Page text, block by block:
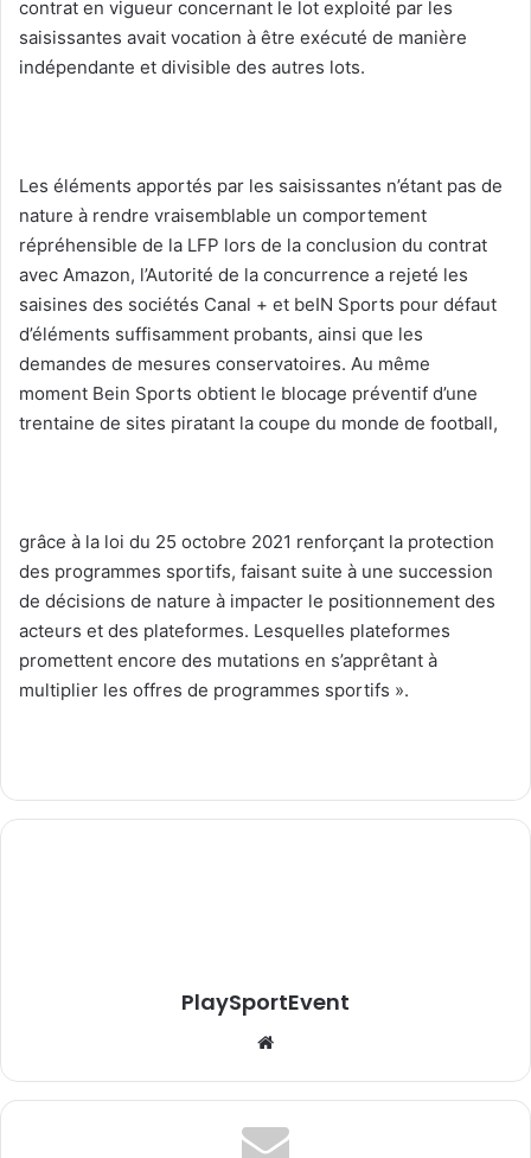
contrat en vigueur concernant le lot exploité par les
saisissantes avait vocation à être exécuté de manière
indépendante et divisible des autres lots.
Les éléments apportés par les saisissantes n’étant pas de
nature à rendre vraisemblable un comportement
répréhensible de la LFP lors de la conclusion du contrat
avec Amazon, l’Autorité de la concurrence a rejeté les
saisines des sociétés Canal + et beIN Sports pour défaut
d’éléments suffisamment probants, ainsi que les
demandes de mesures conservatoires. Au même
moment Bein Sports obtient le blocage préventif d’une
trentaine de sites piratant la coupe du monde de football,
grâce à la loi du 25 octobre 2021 renforçant la protection
des programmes sportifs, faisant suite à une succession
de décisions de nature à impacter le positionnement des
acteurs et des plateformes. Lesquelles plateformes
promettent encore des mutations en s’apprêtant à
multiplier les offres de programmes sportifs ».
PlaySportEvent